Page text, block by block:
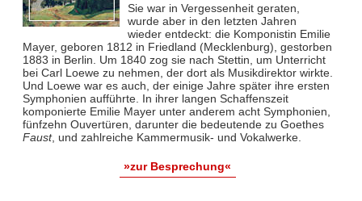
Sie war in Vergessenheit geraten,
wurde aber in den letzten Jahren
wieder entdeckt: die Komponistin Emilie
Mayer, geboren 1812 in Friedland (Mecklenburg), gestorben
1883 in Berlin. Um 1840 zog sie nach Stettin, um Unterricht
bei Carl Loewe zu nehmen, der dort als Musikdirektor wirkte.
Und Loewe war es auch, der einige Jahre später ihre ersten
Symphonien aufführte. In ihrer langen Schaffenszeit
komponierte Emilie Mayer unter anderem acht Symphonien,
fünfzehn Ouvertüren, darunter die bedeutende zu Goethes
Faust, und zahlreiche Kammermusik- und Vokalwerke.
»zur Besprechung«